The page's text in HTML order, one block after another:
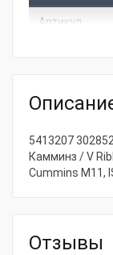
Артикул
5413207
Камминз / V
Cummins M11,
Отзывы